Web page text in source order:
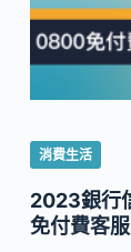
消費生活
2023銀行
免付費客